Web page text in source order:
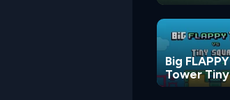
Big FLAPPY
Tower Tiny
Square